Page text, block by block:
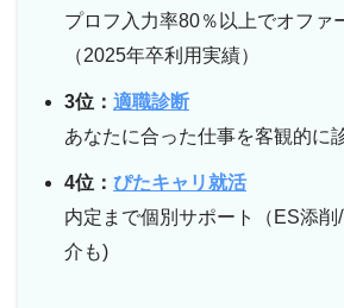
プロフ入力率80％以上でオファ
（2025年卒利用実績）
3位： 適職診断
あなたに合った仕事を客観的に
4位： ぴたキャリ就活
内定まで個別サポート（ES添削
介も)